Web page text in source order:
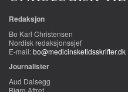
Redaksjon
Bo Karl Christensen
Nordisk redaksjonssjef
E-mail:bo@medicinsketidsskrifter.dk
Journalister
Aud Dalsegg
Bjørg Aftret